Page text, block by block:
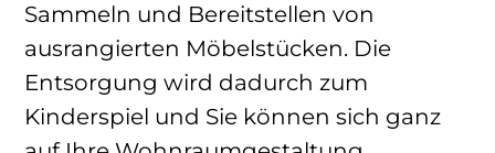
Sammeln und Bereitstellen von
ausrangierten Möbelstücken. Die
Entsorgung wird dadurch zum
Kinderspiel und Sie können sich ganz